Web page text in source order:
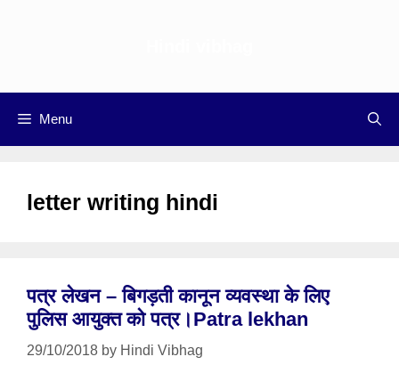
Menu
letter writing hindi
पत्र लेखन – बिगड़ती कानून व्यवस्था के लिए
पुलिस आयुक्त को पत्र।Patra lekhan
29/10/2018 by Hindi Vibhag